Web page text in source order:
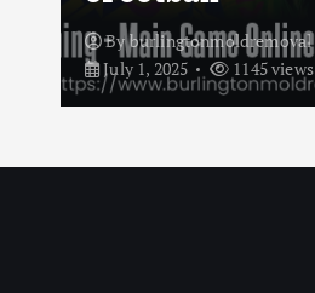
Byburlingtonmoldremoval
July 1, 2025
1145 views